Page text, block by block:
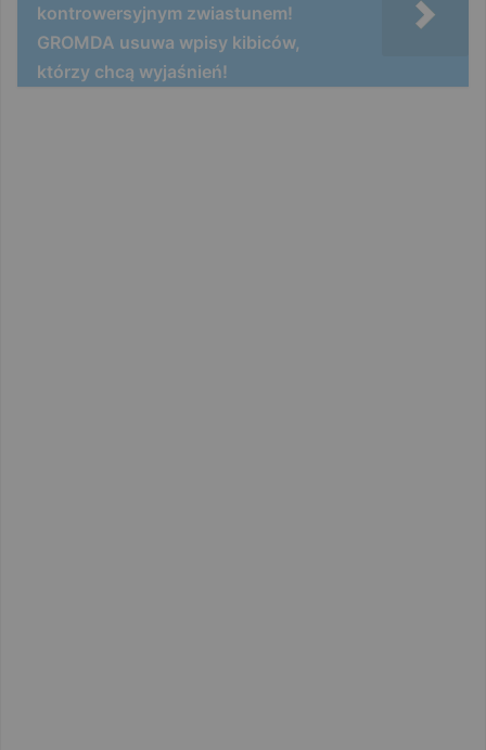
kontrowersyjnym zwiastunem!
GROMDA usuwa wpisy kibiców,
którzy chcą wyjaśnień!